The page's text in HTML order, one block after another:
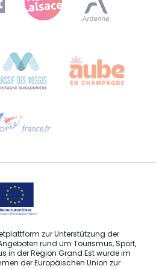
uns per E-Mail an
zur Unterstützung der
rund um Tourismus, Sport,
in der Region Grand Est wurde im
der Europäischen Union zur